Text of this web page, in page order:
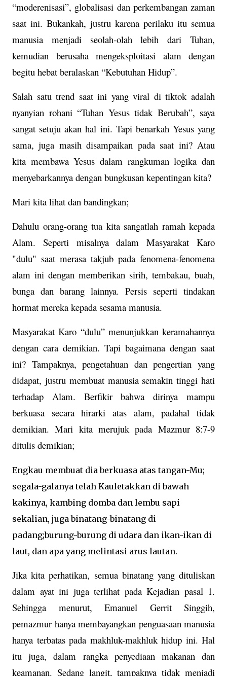
“moderenisasi”, globalisasi dan perkembangan zaman
saat ini. Bukankah, justru karena perilaku itu semua
manusia menjadi seolah-olah lebih dari Tuhan,
kemudian berusaha mengeksploitasi alam dengan
begitu hebat beralaskan “Kebutuhan Hidup”.
Salah satu trend saat ini yang viral di tiktok adalah
nyanyian rohani “Tuhan Yesus tidak Berubah”, saya
sangat setuju akan hal ini. Tapi benarkah Yesus yang
sama, juga masih disampaikan pada saat ini? Atau
kita membawa Yesus dalam rangkuman logika dan
menyebarkannya dengan bungkusan kepentingan kita?
Mari kita lihat dan bandingkan;
Dahulu orang-orang tua kita sangatlah ramah kepada
Alam. Seperti misalnya dalam Masyarakat Karo
"dulu" saat merasa takjub pada fenomena-fenomena
alam ini dengan memberikan sirih, tembakau, buah,
bunga dan barang lainnya. Persis seperti tindakan
hormat mereka kepada sesama manusia.
Masyarakat Karo “dulu” menunjukkan keramahannya
dengan cara demikian. Tapi bagaimana dengan saat
ini? Tampaknya, pengetahuan dan pengertian yang
didapat, justru membuat manusia semakin tinggi hati
terhadap Alam. Berfikir bahwa dirinya mampu
berkuasa secara hirarki atas alam, padahal tidak
demikian. Mari kita merujuk pada Mazmur 8:7-9
ditulis demikian;
Engkau membuat dia berkuasa atas tangan-Mu;
segala-galanya telah Kauletakkan di bawah
kakinya, kambing domba dan lembu sapi
sekalian, juga binatang-binatang di
padang;burung-burung di udara dan ikan-ikan di
laut, dan apa yang melintasi arus lautan.
Jika kita perhatikan, semua binatang yang dituliskan
dalam ayat ini juga terlihat pada Kejadian pasal 1.
Sehingga menurut, Emanuel Gerrit Singgih,
pemazmur hanya membayangkan penguasaan manusia
hanya terbatas pada makhluk-makhluk hidup ini. Hal
itu juga, dalam rangka penyediaan makanan dan
keamanan. Sedang langit, tampaknya tidak menjadi